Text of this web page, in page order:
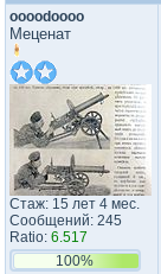
oooodoooo
Меценат
Стаж: 15 лет 4 мес.
Сообщений: 245
Ratio: 6.517
100%